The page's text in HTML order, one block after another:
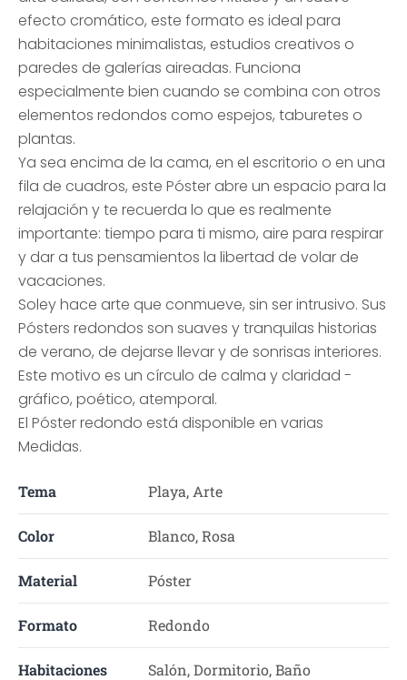
efecto cromático, este formato es ideal para
habitaciones minimalistas, estudios creativos o
paredes de galerías aireadas. Funciona
especialmente bien cuando se combina con otros
elementos redondos como espejos, taburetes o
plantas.
Ya sea encima de la cama, en el escritorio o en una
fila de cuadros, este Póster abre un espacio para la
relajación y te recuerda lo que es realmente
importante: tiempo para ti mismo, aire para respirar
y dar a tus pensamientos la libertad de volar de
vacaciones.
Soley hace arte que conmueve, sin ser intrusivo. Sus
Pósters redondos son suaves y tranquilas historias
de verano, de dejarse llevar y de sonrisas interiores.
Este motivo es un círculo de calma y claridad -
gráfico, poético, atemporal.
El Póster redondo está disponible en varias
Medidas.
Tema Playa, Arte
Color Blanco, Rosa
Material Póster
Formato Redondo
Habitaciones Salón, Dormitorio, Baño